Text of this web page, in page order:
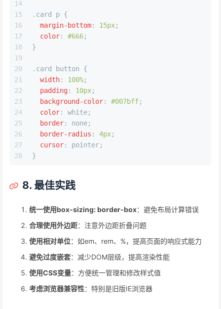
14
15
16
17
18
19
20
21
22
23
24
25
26
27
28
.card p {
margin-bottom: 15px;
color: #666;
}
.card button {
width: 100%;
padding: 10px;
background-color: #007bff;
color: white;
border: none;
border-radius : 4px;
cursor: pointer;
}
8. 最佳实践
统一使用box-sizing: border-box：避免布局计算错误
合理使用外边距：注意外边距折叠问题
使用相对单位：如em、rem、%，提高页面的响应式能力
避免过度嵌套：减少DOM层级，提高渲染性能
使用CSS变量：方便统一管理和修改样式值
考虑浏览器兼容性：特别是旧版IE浏览器